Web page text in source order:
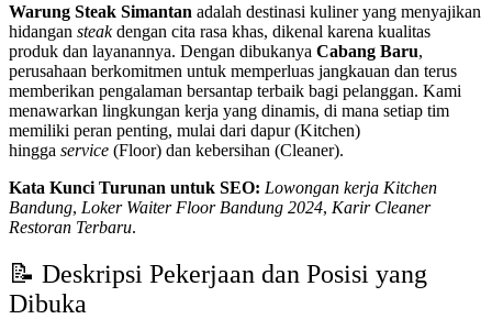
Warung Steak Simantan adalah destinasi kuliner yang menyajikan
hidangan steakdengan cita rasa khas, dikenal karena kualitas
produk dan layanannya. Dengan dibukanya Cabang Baru,
perusahaan berkomitmen untuk memperluas jangkauan dan terus
memberikan pengalaman bersantap terbaik bagi pelanggan. Kami
menawarkan lingkungan kerja yang dinamis, di mana setiap tim
memiliki peran penting, mulai dari dapur (Kitchen)
hingga service (Floor) dan kebersihan (Cleaner).
Kata Kunci Turunan untuk SEO: Lowongan kerja Kitchen
Bandung, Loker Waiter Floor Bandung 2024, Karir Cleaner
Restoran Terbaru.
📝 Deskripsi Pekerjaan dan Posisi yang
Dibuka